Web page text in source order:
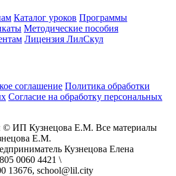
Каталог уроков Программы
Методические пособия
Лицензия ЛилСкул
соглашение Политика обработки
Согласие на обработку персональных
© ИП Кузнецова Е.М. Все материалы
Е.М.
Кузнецова Елена
0060 4421 \
13676, school@lil.city